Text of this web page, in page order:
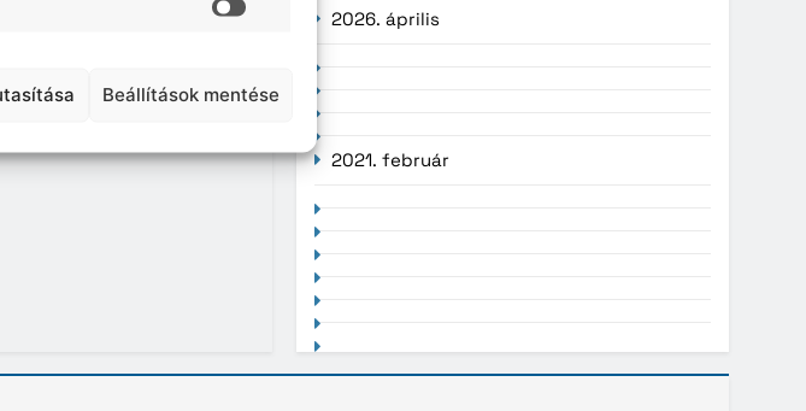
Statisztika
Beállítások mentése
2026. április
2021. február